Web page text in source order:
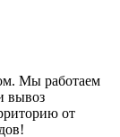
Мы работаем
вывоз
от